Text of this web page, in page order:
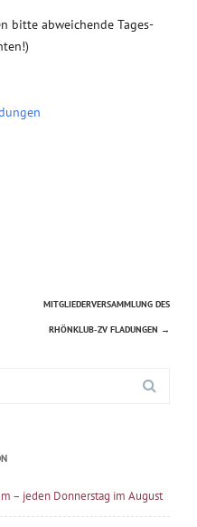
bitte abweichende Tages-
MITGLIEDERVERSAMMLUNG DES
RHÖNKLUB-ZV FLADUNGEN →
– jeden Donnerstag im August